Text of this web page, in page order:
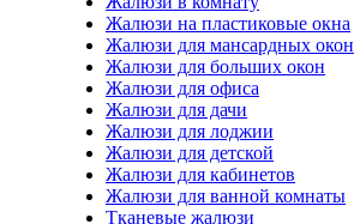
Жалюзи на пластиковые окна
Жалюзи для мансардных окон
Жалюзи для больших окон
Жалюзи для офиса
Жалюзи для дачи
Жалюзи для лоджии
Жалюзи для детской
Жалюзи для кабинетов
Жалюзи для ванной комнаты
Тканевые жалюзи